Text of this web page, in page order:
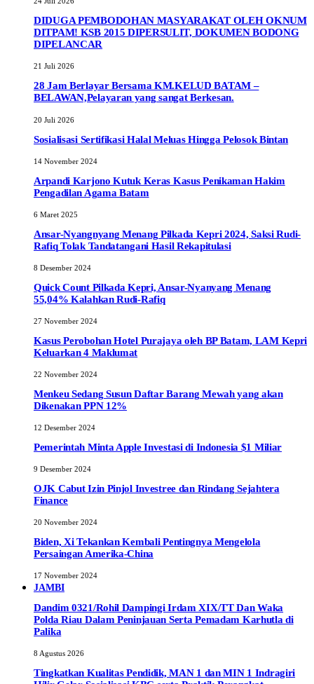
DIDUGA PEMBODOHAN MASYARAKAT OLEH OKNUM
DITPAM! KSB 2015 DIPERSULIT, DOKUMEN BODONG
DIPELANCAR
21 Juli 2026
28 Jam Berlayar Bersama KM.KELUD BATAM –
BELAWAN,Pelayaran yang sangat Berkesan.
20 Juli 2026
Sosialisasi Sertifikasi Halal Meluas Hingga Pelosok Bintan
14 November 2024
Arpandi Karjono Kutuk Keras Kasus Penikaman Hakim
Pengadilan Agama Batam
6 Maret 2025
Ansar-Nyangnyang Menang Pilkada Kepri 2024, Saksi Rudi-
Rafiq Tolak Tandatangani Hasil Rekapitulasi
8 Desember 2024
Quick Count Pilkada Kepri, Ansar-Nyanyang Menang
55,04% Kalahkan Rudi-Rafiq
27 November 2024
Kasus Perobohan Hotel Purajaya oleh BP Batam, LAM Kepri
Keluarkan 4 Maklumat
22 November 2024
Menkeu Sedang Susun Daftar Barang Mewah yang akan
Dikenakan PPN 12%
12 Desember 2024
Pemerintah Minta Apple Investasi di Indonesia $1 Miliar
9 Desember 2024
OJK Cabut Izin Pinjol Investree dan Rindang Sejahtera
Finance
20 November 2024
Biden, Xi Tekankan Kembali Pentingnya Mengelola
Persaingan Amerika-China
17 November 2024
JAMBI
Dandim 0321/Rohil Dampingi Irdam XIX/TT Dan Waka
Polda Riau Dalam Peninjauan Serta Pemadam Karhutla di
Palika
8 Agustus 2026
Tingkatkan Kualitas Pendidik, MAN 1 dan MIN 1 Indragiri